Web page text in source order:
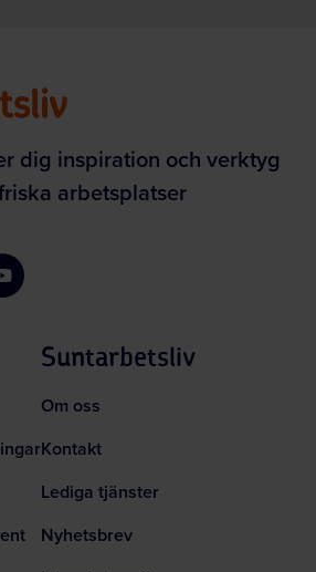
dig inspiration och verktyg
arbetsplatser
YouTube
Suntarbetsliv
Om oss
Kontakt
Lediga tjänster
Nyhetsbrev